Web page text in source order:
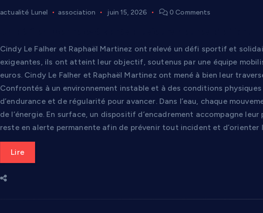
actualité Lunel association juin 15, 2026 0 Comments
Cindy Le Falher et Raphaël Martinez ont relevé un défi sportif et
exigeantes, ils ont atteint leur objectif, soutenus par une équipe
euros. Cindy Le Falher et Raphaël Martinez ont mené à bien leur
Confrontés à un environnement instable et à des conditions
d’endurance et de régularité pour avancer. Dans l’eau, chaque
de l’énergie. En surface, un dispositif d’encadrement accompagne
reste en alerte permanente afin de prévenir tout incident et d’orienter
Lire